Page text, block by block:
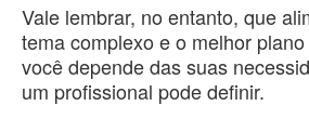
Vale lembrar, no entanto, que
tema complexo e o melhor
você depende das suas
um profissional pode definir.